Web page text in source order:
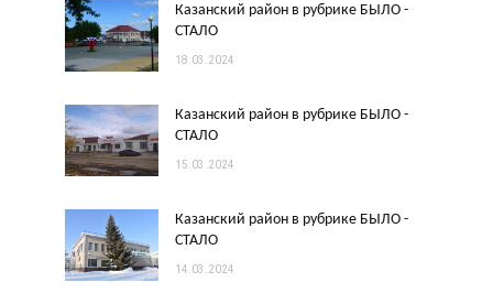
Казанский район в рубрике БЫЛО -
СТАЛО
18.03.2024
Казанский район в рубрике БЫЛО -
СТАЛО
15.03.2024
Казанский район в рубрике БЫЛО -
СТАЛО
14.03.2024